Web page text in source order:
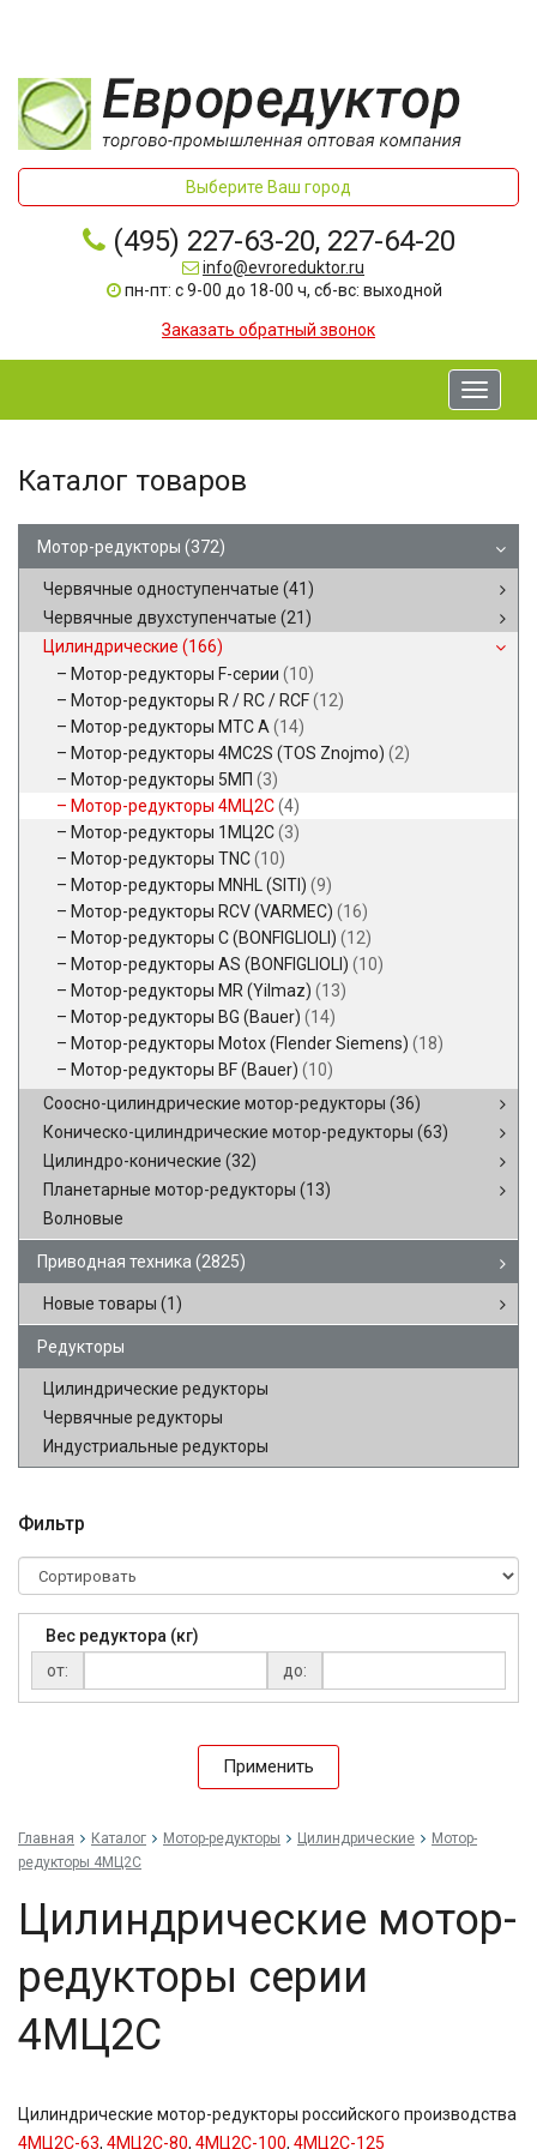
Выберите Ваш город
(495) 227-63-20, 227-64-20
info@evroreduktor.ru
пн-пт: с 9-00 до 18-00 ч, сб-вс: выходной
Заказать обратный звонок
Toggle
Каталог товаров
Мотор-редукторы (372)
Червячные одноступенчатые (41)
Червячные двухступенчатые (21)
Цилиндрические (166)
Мотор-редукторы F-серии (10)
Мотор-редукторы R / RC / RCF(12)
Мотор-редукторы MTC A (14)
Мотор-редукторы 4MC2S (TOS Znojmo) (2)
Мотор-редукторы 5МП (3)
Мотор-редукторы 4МЦ2С(4)
Мотор-редукторы 1МЦ2С(3)
Мотор-редукторы TNC(10)
Мотор-редукторы MNHL (SITI) (9)
Мотор-редукторы RCV (VARMEC) (16)
Мотор-редукторы C (BONFIGLIOLI) (12)
Мотор-редукторы AS (BONFIGLIOLI) (10)
Мотор-редукторы MR (Yilmaz) (13)
Мотор-редукторы BG (Bauer) (14)
Мотор-редукторы Motox (Flender Siemens) (18)
Мотор-редукторы BF (Bauer) (10)
Соосно-цилиндрические мотор-редукторы (36)
Коническо-цилиндрические мотор-редукторы (63)
Цилиндро-конические (32)
Планетарные мотор-редукторы (13)
Волновые
Приводная техника (2825)
Новые товары (1)
Редукторы
Цилиндрические редукторы
Червячные редукторы
Индустриальные редукторы
Фильтр
Вес редуктора (кг)
от:
до:
Применить
Главная Каталог Мотор-редукторы Цилиндрические
Мотор-
редукторы 4МЦ2С
Цилиндрические мотор-
редукторы серии
4МЦ2С
Цилиндрические мотор-редукторы российского производства
4МЦ2С-63, 4МЦ2С-80, 4МЦ2С-100, 4МЦ2С-125